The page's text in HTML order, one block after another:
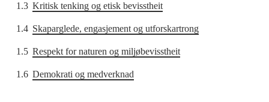
1.3 Kritisk tenking og etisk bevisstheit
1.4 Skaparglede, engasjement og utforskartrong
1.5 Respekt for naturen og miljøbevisstheit
1.6 Demokrati og medverknad